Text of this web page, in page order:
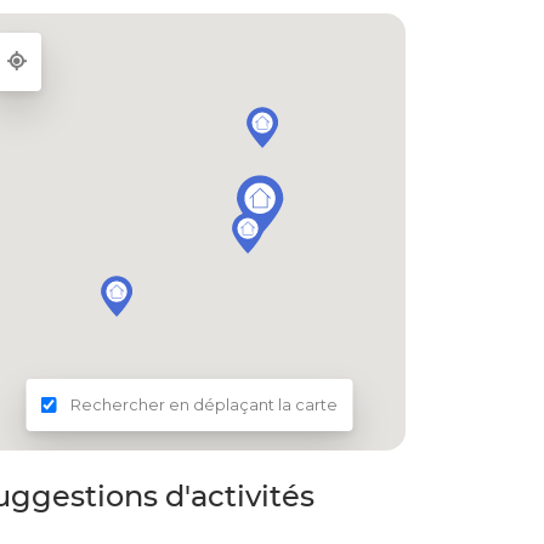
Rechercher en déplaçant la carte
d'activités